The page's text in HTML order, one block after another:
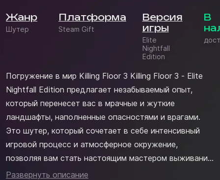
Жанр
Шутер
Платформа
Steam Gift
Версия
игры
Elite
Nightfall
Edition
В
Погружение в мир Killing Floor 3 Killing Floor 3 - Elite
Nightfall Edition предлагает незабываемый опыт,
который перенесет вас в мрачные и жуткие
ландшафты, наполненные опасностями и врагами.
Это шутер, который сочетает в себе интенсивный
игровой процесс и атмосферное окружение,
позволяя вам стать настоящим мастером выживания.
Пройдите через одни из самых сложных испытаний в
Развернуть описание